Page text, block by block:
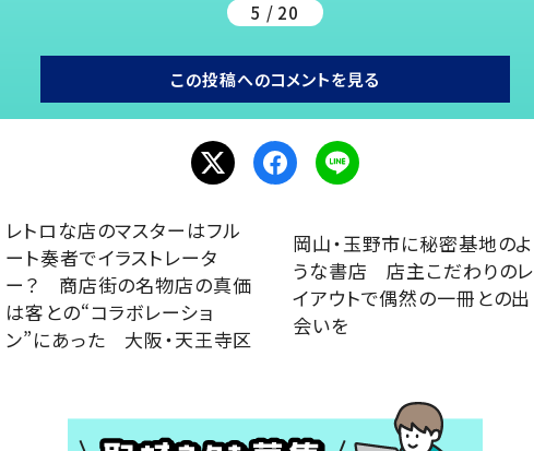
5 / 20
この投稿へのコメントを見る
レトロな店のマスターはフル
ート奏者でイラストレータ
ー？ 商店街の名物店の真価
は客との“コラボレーショ
ン”にあった 大阪・天王寺区
岡山・玉野市に秘密基地のよ
うな書店 店主こだわりのレ
イアウトで偶然の一冊との出
会いを